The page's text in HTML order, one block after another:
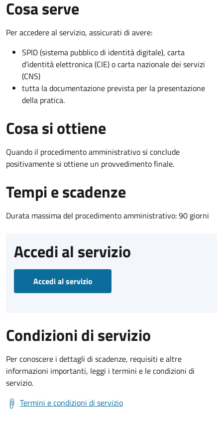
Cosa serve
Per accedere al servizio, assicurati di avere:
SPID (sistema pubblico di identità digitale), carta
d’identità elettronica (CIE) o carta nazionale dei servizi
(CNS)
tutta la documentazione prevista per la presentazione
della pratica.
Cosa si ottiene
Quando il procedimento amministrativo si conclude
positivamente si ottiene un provvedimento finale.
Tempi e scadenze
Durata massima del procedimento amministrativo: 90 giorni
Accedi al servizio
Accedi al servizio
Condizioni di servizio
Per conoscere i dettagli di scadenze, requisiti e altre
informazioni importanti, leggi i termini e le condizioni di
servizio.
Termini e condizioni di servizio